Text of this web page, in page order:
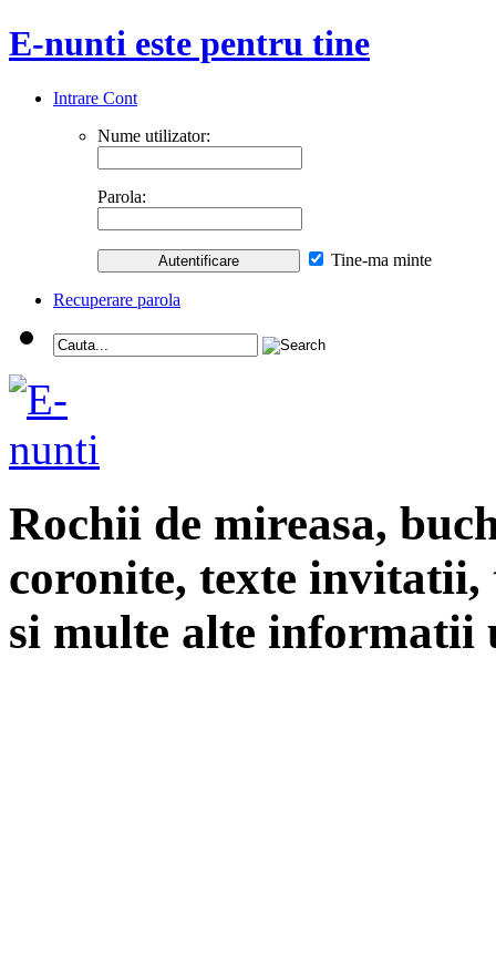
E-nunti este pentru tine
Intrare Cont
Nume utilizator:
Parola:
Tine-ma minte
Recuperare parola
Rochii de mireasa,
coronite, texte
si multe alte informatii